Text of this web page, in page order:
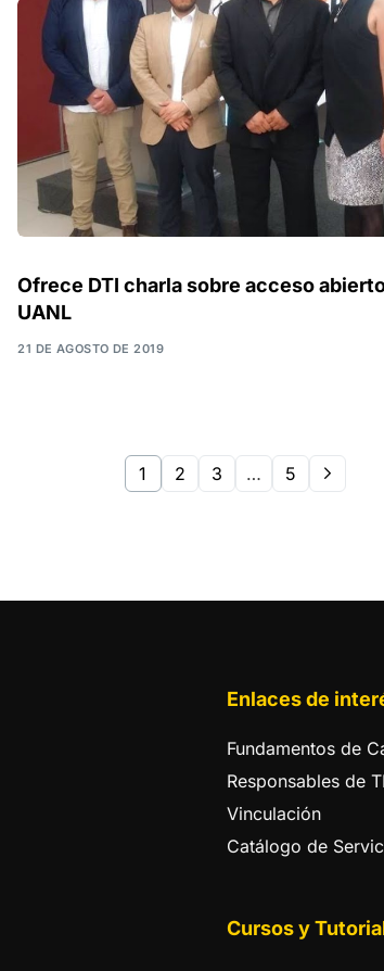
Ofrece DTI charla sobre acceso
UANL
21 DE AGOSTO DE 2019
1 2 3 … 5
Enlaces de
Fundamentos de
Responsables de TI
Vinculación
Catálogo de
Cursos y